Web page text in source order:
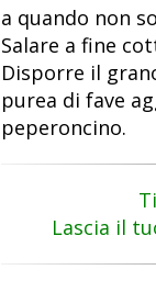
a quando non
Salare a fine
Disporre il
purea di fave
peperoncino.
Lascia il